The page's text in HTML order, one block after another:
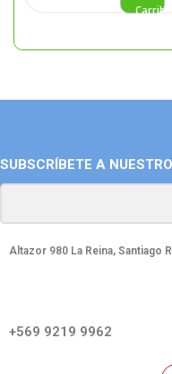
Carrito
SUBSCRÍBETE A
Altazor 980 La Reina, Santiago
+569 9219 9962